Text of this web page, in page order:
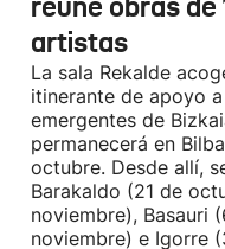
reúne obras de
artistas
La sala Rekalde
itinerante de apoyo
emergentes de
permanecerá en
octubre. Desde allí,
Barakaldo (21 de
noviembre), Basauri
noviembre) e Igorre